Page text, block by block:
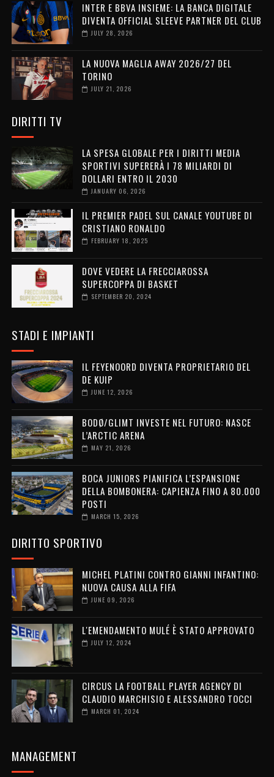
INTER E BBVA INSIEME: LA BANCA DIGITALE
DIVENTA OFFICIAL SLEEVE PARTNER DEL CLUB
JULY 28, 2026
LA NUOVA MAGLIA AWAY 2026/27 DEL
TORINO
JULY 21, 2026
DIRITTI TV
LA SPESA GLOBALE PER I DIRITTI MEDIA
SPORTIVI SUPERERÀ I 78 MILIARDI DI
DOLLARI ENTRO IL 2030
JANUARY 06, 2026
IL PREMIER PADEL SUL CANALE YOUTUBE DI
CRISTIANO RONALDO
FEBRUARY 18, 2025
DOVE VEDERE LA FRECCIAROSSA
SUPERCOPPA DI BASKET
SEPTEMBER 20, 2024
STADI E IMPIANTI
IL FEYENOORD DIVENTA PROPRIETARIO DEL
DE KUIP
JUNE 12, 2026
BODØ/GLIMT INVESTE NEL FUTURO: NASCE
L’ARCTIC ARENA
MAY 21, 2026
BOCA JUNIORS PIANIFICA L’ESPANSIONE
DELLA BOMBONERA: CAPIENZA FINO A 80.000
POSTI
MARCH 15, 2026
DIRITTO SPORTIVO
MICHEL PLATINI CONTRO GIANNI INFANTINO:
NUOVA CAUSA ALLA FIFA
JUNE 09, 2026
L'EMENDAMENTO MULÉ È STATO APPROVATO
JULY 12, 2024
CIRCUS LA FOOTBALL PLAYER AGENCY DI
CLAUDIO MARCHISIO E ALESSANDRO TOCCI
MARCH 01, 2024
MANAGEMENT